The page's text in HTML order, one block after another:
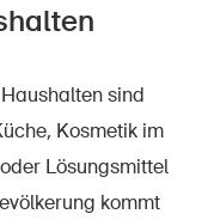
sind
Kosmetik im
Lösungsmittel
kommt